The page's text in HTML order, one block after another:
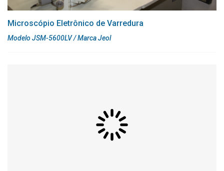
Microscópio Eletrônico de Varredura
Modelo JSM-5600LV / Marca Jeol